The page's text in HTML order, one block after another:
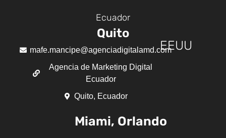
Ecuador
Quito
mafe.mancipe@agenciadigitalamd.com
Agencia de Marketing Digital
Ecuador
Quito, Ecuador
EEUU
Miami, Orlando